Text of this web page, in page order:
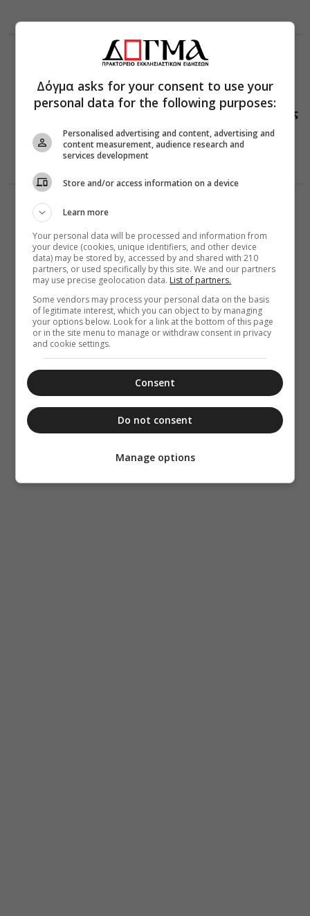
Σήμερα 08
Αυγούστου
τιμάται ο Άγιος
Ομολογητής ο
επίσκοπος
Οι λογισμοί
μπορεί να σε
τρελάνουν
(Βίντεο)
Δόγμα asks for your consent to use your
personal data for the following purposes:
Personalised advertising and content, advertising and
content measurement, audience research and
services development
Store and/or access information on a device
Learn more
Your personal data will be processed and information from
your device (cookies, unique identifiers, and other device
data) may be stored by, accessed by and shared with 210
partners, or used specifically by this site. We and our partners
may use precise geolocation data. List of partners.
Some vendors may process your personal data on the basis
of legitimate interest, which you can object to by managing
your options below. Look for a link at the bottom of this page
or in the site menu to manage or withdraw consent in privacy
and cookie settings.
Consent
Do not consent
Manage options